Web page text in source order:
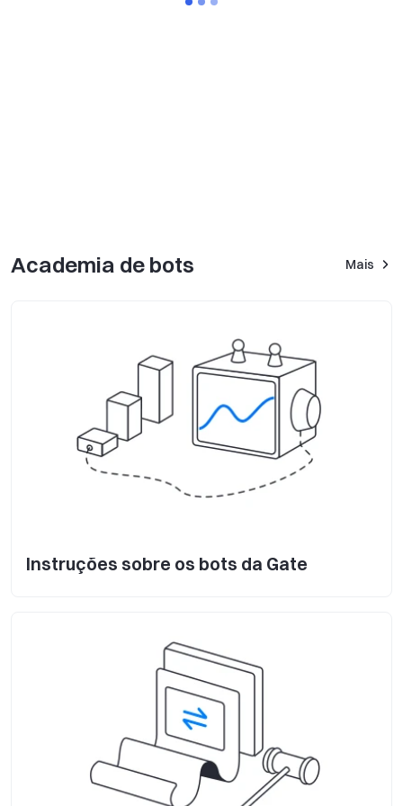
Academia de bots Mais
Instruções sobre os bots da Gate